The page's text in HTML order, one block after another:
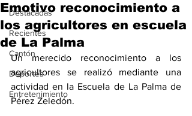
Destacadas
Recientes
Cantón
Deportes
Entretenimiento
Emotivo reconocimiento a
los agricultores en escuela
de La Palma
Un merecido reconocimiento a los
agricultores se realizó mediante una
actividad en la Escuela de La Palma de
Pérez Zeledón.